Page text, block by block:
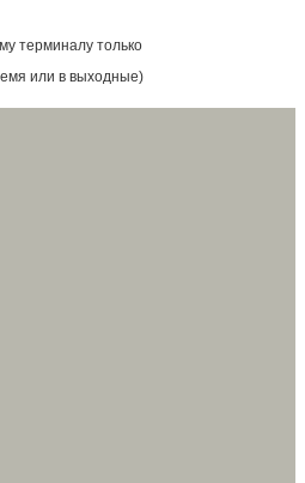
терминалу только
или в выходные)